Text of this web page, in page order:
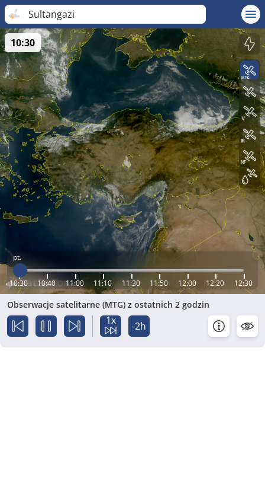
Sultangazi
pt.
10:30 10:40 11:00 11:10 11:30 11:50 12:00 12:20 12:30
10:30
Obserwacje satelitarne (MTG) z ostatnich 2 godzin
1x -2h